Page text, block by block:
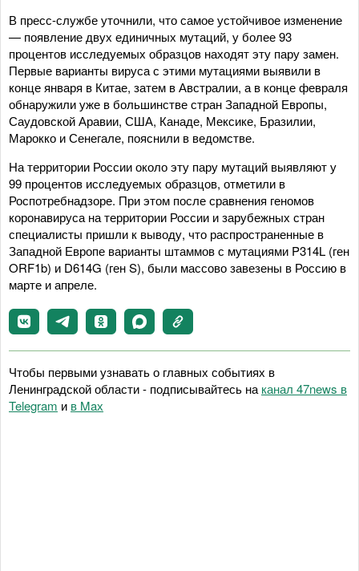
В пресс-службе уточнили, что самое устойчивое изменение
— появление двух единичных мутаций, у более 93
процентов исследуемых образцов находят эту пару замен.
Первые варианты вируса с этими мутациями выявили в
конце января в Китае, затем в Австралии, а в конце февраля
обнаружили уже в большинстве стран Западной Европы,
Саудовской Аравии, США, Канаде, Мексике, Бразилии,
Марокко и Сенегале, пояснили в ведомстве.
На территории России около эту пару мутаций выявляют у
99 процентов исследуемых образцов, отметили в
Роспотребнадзоре. При этом после сравнения геномов
коронавируса на территории России и зарубежных стран
специалисты пришли к выводу, что распространенные в
Западной Европе варианты штаммов с мутациями P314L (ген
ORF1b) и D614G (ген S), были массово завезены в Россию в
марте и апреле.
Чтобы первыми узнавать о главных событиях в
Ленинградской области - подписывайтесь на канал 47news в
Telegram и в Maх